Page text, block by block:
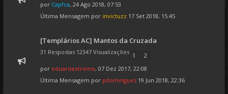
por Capfca, 24 Ago 2018, 07:53
Última Mensagem por invictuzz 17 Set 2018, 15:45
[Templários AC] Mantos da Cruzada
31 Respostas 12347 Visualizações 1
2
por eduardextreme, 07 Dez 2017, 22:08
Última Mensagem por pdomingues 19 Jun 2018, 22:36